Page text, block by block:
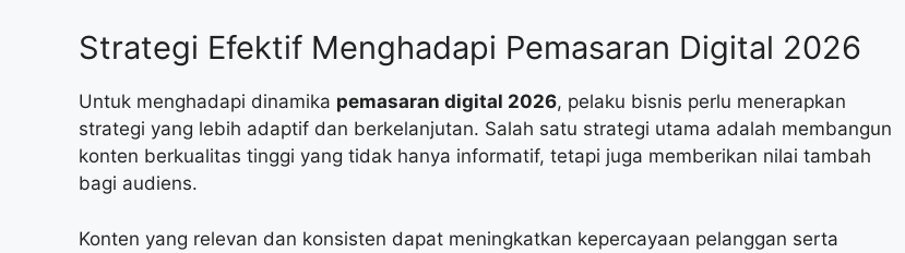
Strategi Efektif Menghadapi Pemasaran Digital 2026
Untuk menghadapi dinamika pemasaran digital 2026, pelaku bisnis perlu menerapkan
strategi yang lebih adaptif dan berkelanjutan. Salah satu strategi utama adalah membangun
konten berkualitas tinggi yang tidak hanya informatif, tetapi juga memberikan nilai tambah
bagi audiens.
Konten yang relevan dan konsisten dapat meningkatkan kepercayaan pelanggan serta